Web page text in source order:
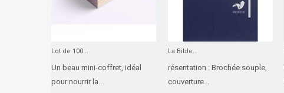
Lot de 100...
Un beau mini-coffret, idéal
pour nourrir la...
La Bible...
résentation : Brochée souple,
couverture...